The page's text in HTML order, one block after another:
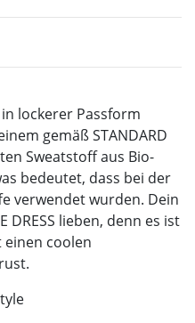
lockerer Passform
gemäß STANDARD
Sweatstoff aus Bio-
bedeutet, dass bei der
verwendet wurden. Dein
DRESS lieben, denn es ist
coolen